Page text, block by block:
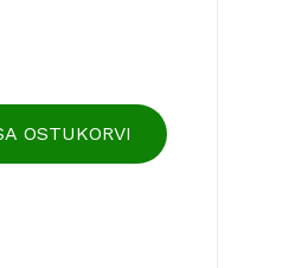
OSTUKORVI